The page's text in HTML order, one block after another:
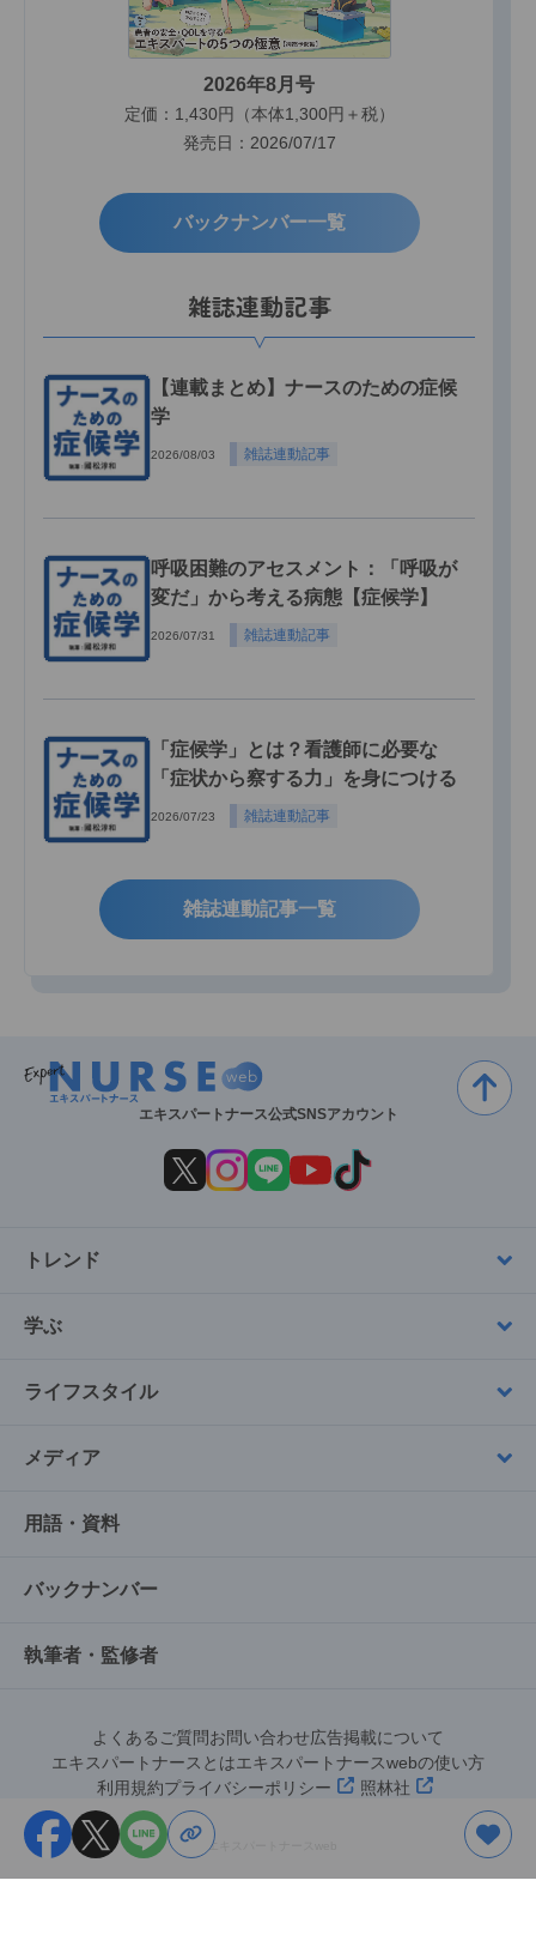
2026年8月号
定価：1,430円（本体1,300円＋税）
発売日：2026/07/17
バックナンバー一覧
雑誌連動記事
【連載まとめ】ナースのための症候
学
2026/08/03 雑誌連動記事
呼吸困難のアセスメント：「呼吸が
変だ」から考える病態【症候学】
2026/07/31 雑誌連動記事
「症候学」とは？看護師に必要な
「症状から察する力」を身につける
2026/07/23 雑誌連動記事
雑誌連動記事一覧
エキスパートナース公式SNSアカウント
トレンド
学ぶ
ライフスタイル
メディア
用語・資料
バックナンバー
執筆者・監修者
よくあるご質問お問い合わせ広告掲載について
エキスパートナースとはエキスパートナースwebの使い方
利用規約プライバシーポリシー 照林社
©︎エキスパートナースweb